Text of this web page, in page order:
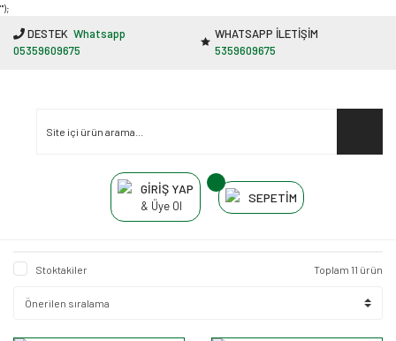
"');
DESTEK Whatsapp
05359609675
WHATSAPP İLETİŞİM
5359609675
GİRİŞ YAP
& Üye Ol
SEPETİM
Stoktakiler Toplam 11 ürün